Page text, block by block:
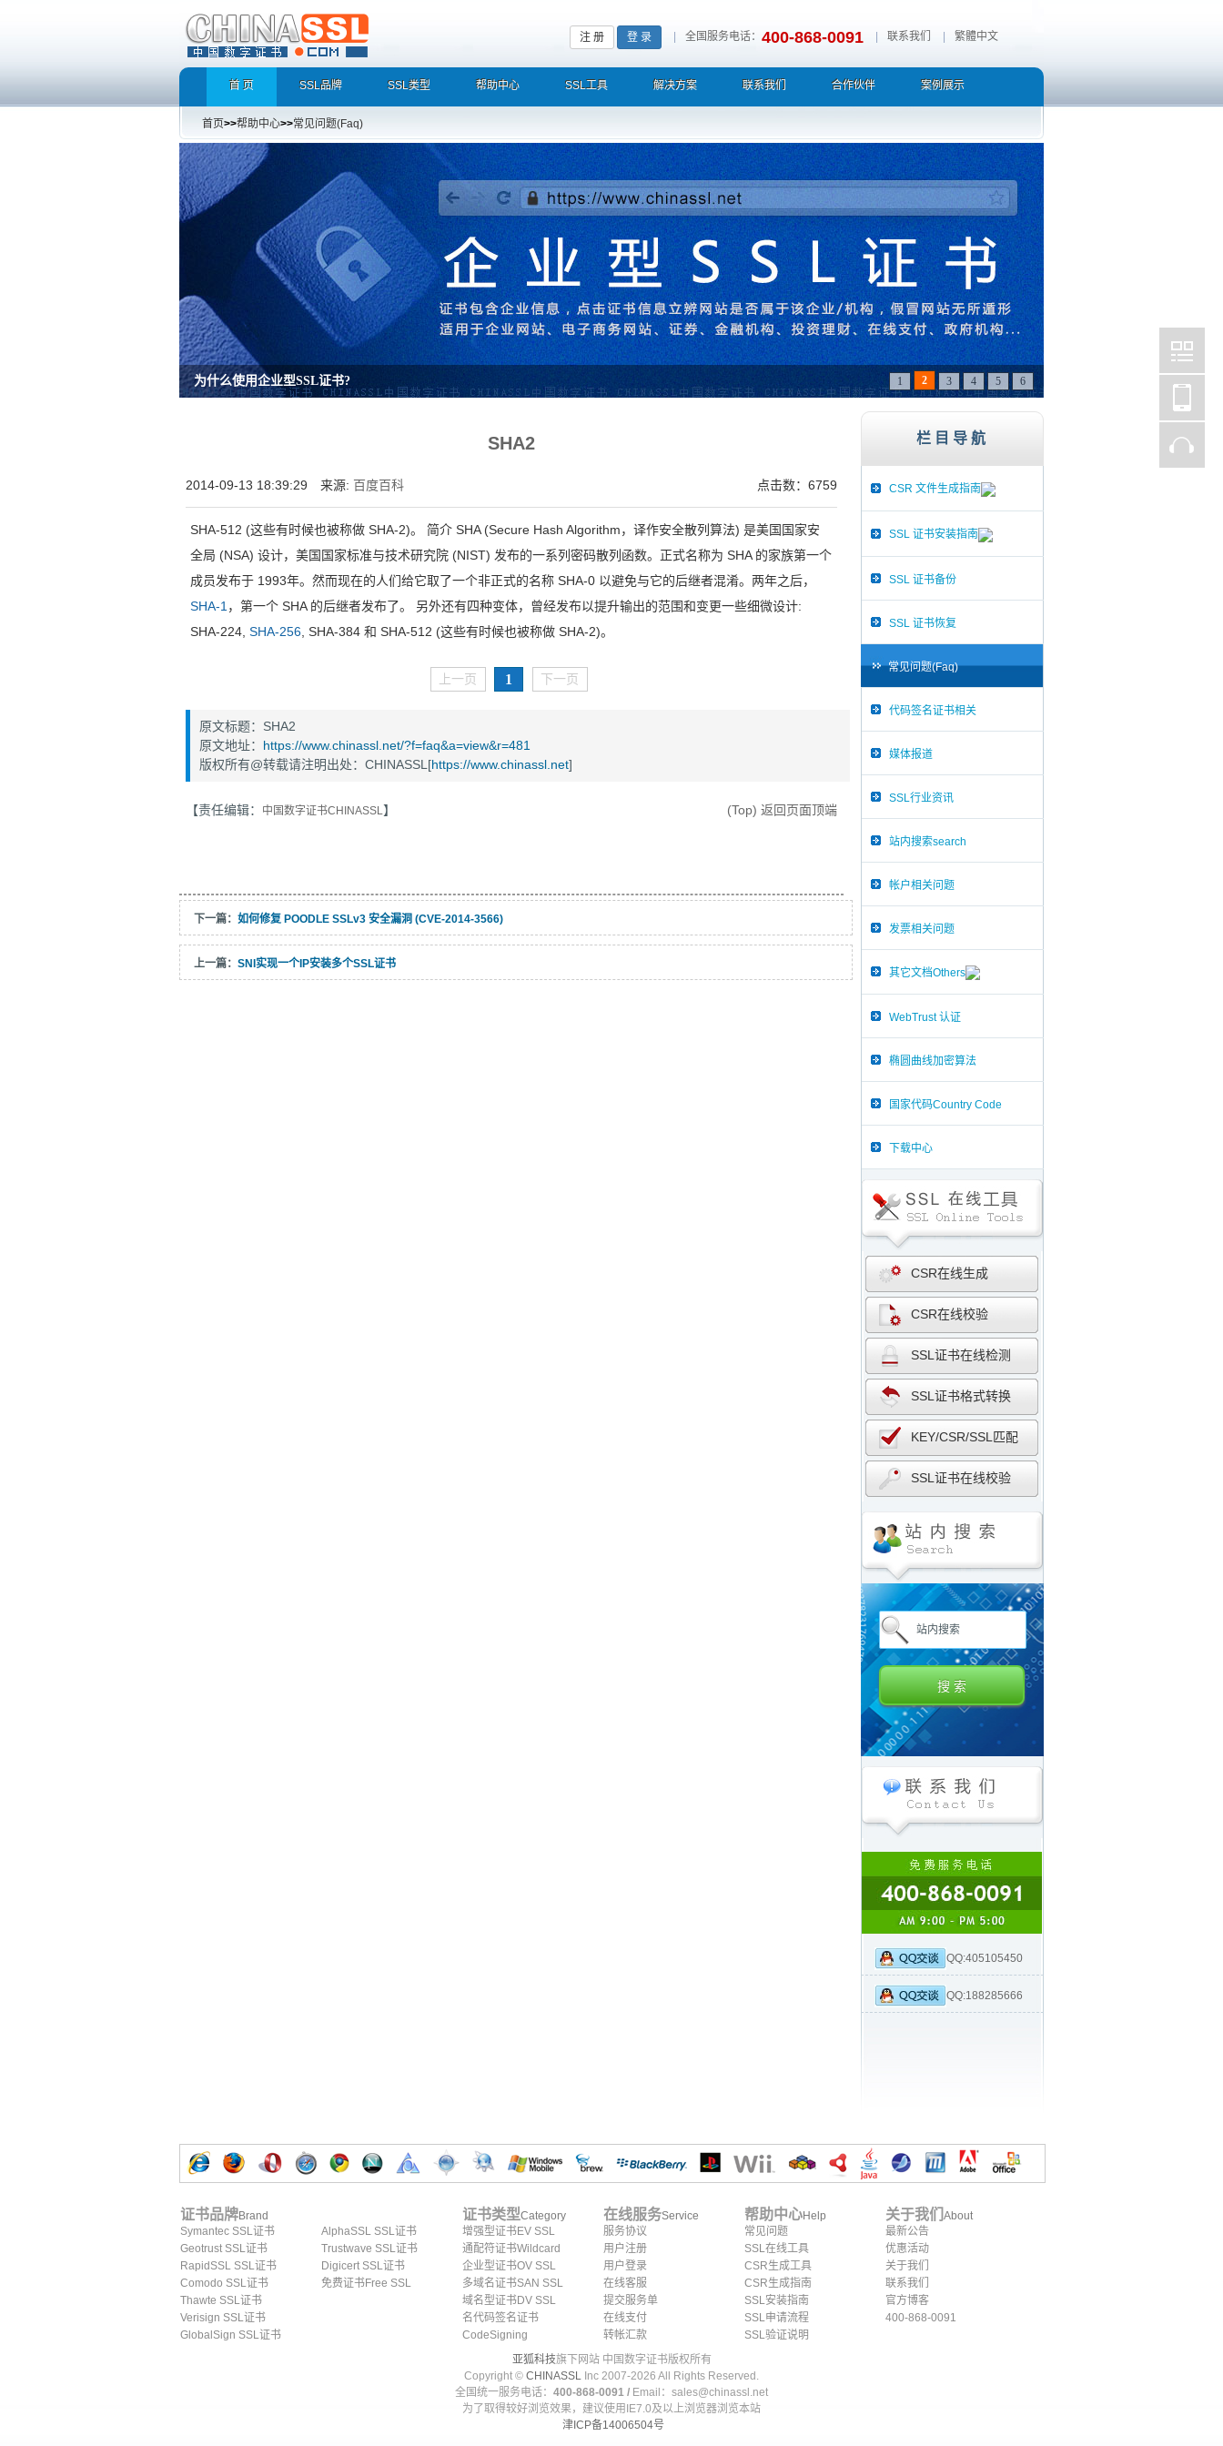
注 册 登 录 全国服务电话： 400-868-0091 联系我们 繁體中文
首 页 SSL品牌 SSL类型 帮助中心 SSL工具 解决方案 联系我们 合作伙伴 案例展示
首页>>帮助中心>>常见问题(Faq)
为什么使用企业型SSL证书?
为什么企业型SSL证书? 证书包含企业信息，点击证书信息立辨网站是否属于该企业/机构，假冒网站无所遁形 适用于企业网站、电子商务网站、证券、金融机构、投资理财、在线支
1 2 3 4 5 6
SHA2
点击数：6759
2014-09-13 18:39:29 来源: 百度百科
SHA-512 (这些有时候也被称做 SHA-2)。 简介 SHA (Secure Hash Algorithm，译作安全散列算法) 是美国国家安
全局 (NSA) 设计，美国国家标准与技术研究院 (NIST) 发布的一系列密码散列函数。正式名称为 SHA 的家族第一个
成员发布于 1993年。然而现在的人们给它取了一个非正式的名称 SHA-0 以避免与它的后继者混淆。两年之后，
SHA-1 ，第一个 SHA 的后继者发布了。 另外还有四种变体，曾经发布以提升输出的范围和变更一些细微设计:
SHA-224,SHA-256 , SHA-384 和 SHA-512 (这些有时候也被称做 SHA-2)。
上一页 1 下一页
原文标题：SHA2
原文地址： https://www.chinassl.net/?f=faq&a=view&r=481
版权所有@转载请注明出处：CHINASSL[https://www.chinassl.net]
【责任编辑： 中国数字证书CHINASSL】 (Top) 返回页面顶端
下一篇： 如何修复 POODLE SSLv3 安全漏洞 (CVE-2014-3566)
上一篇： SNI实现一个IP安装多个SSL证书
栏目导航
CSR 文件生成指南
SSL 证书安装指南
SSL 证书备份
SSL 证书恢复
常见问题(Faq)
代码签名证书相关
媒体报道
SSL行业资讯
站内搜索search
帐户相关问题
发票相关问题
其它文档Others
WebTrust 认证
椭圆曲线加密算法
国家代码Country Code
下载中心
CSR在线生成
CSR在线校验
SSL证书在线检测
SSL证书格式转换
KEY/CSR/SSL匹配
SSL证书在线校验
QQ:405105450
QQ:188285666
证书品牌Brand
Symantec SSL证书
Geotrust SSL证书
RapidSSL SSL证书
Comodo SSL证书
Thawte SSL证书
Verisign SSL证书
GlobalSign SSL证书
AlphaSSL SSL证书
Trustwave SSL证书
Digicert SSL证书
免费证书Free SSL
证书类型Category
增强型证书EV SSL
通配符证书Wildcard
企业型证书OV SSL
多域名证书SAN SSL
域名型证书DV SSL
名代码签名证书
CodeSigning
在线服务Service
服务协议
用户注册
用户登录
在线客服
提交服务单
在线支付
转帐汇款
帮助中心Help
常见问题
SSL在线工具
CSR生成工具
CSR生成指南
SSL安装指南
SSL申请流程
SSL验证说明
关于我们 About
最新公告
优惠活动
关于我们
联系我们
官方博客
400-868-0091
亚狐科技旗下网站 中国数字证书版权所有
Copyright © CHINASSL Inc 2007-2026 All Rights Reserved.
全国统一服务电话： 400-868-0091 / Email：sales@chinassl.net
为了取得较好浏览效果，建议使用IE7.0及以上浏览器浏览本站
津ICP备14006504号